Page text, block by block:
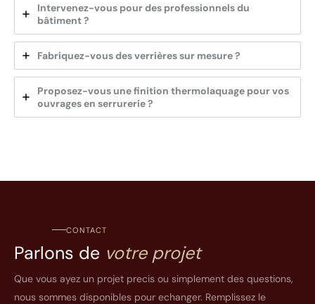
Intervenez-vous pour des professionnels du
bâtiment ?
Fabriquez-vous des verrières sur mesure ?
Proposez-vous une finition thermolaquage pour vos
ouvrages en serrurerie ?
CONTACT
Parlons de votre projet
Que vous ayez un projet precis ou simplement des questions,
nous sommes disponibles pour echanger. Remplissez le